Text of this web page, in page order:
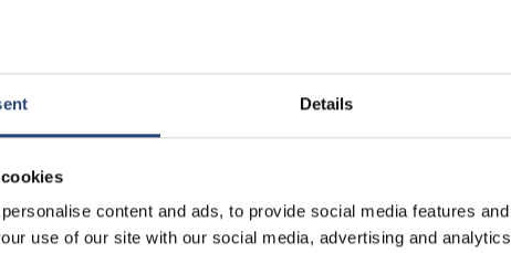
Details
content and ads, to provide social media features
use of our site with our social media, advertising and
Strategia ambițioasă de creștere a Nefab și angajamentul față de
Seerden și Peter Jacobs, proprietari ai Jase și Heuman.
achiziție ne permite să ne îmbunătățim în continuare capacitatea de a
beneficii financiare și de mediu pentru clienții noștri regionali și locali.